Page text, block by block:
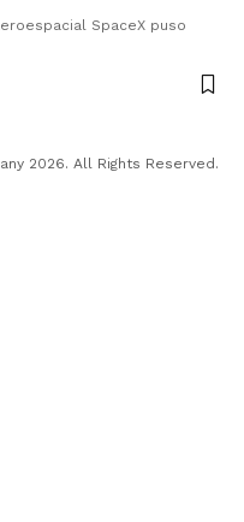
SpaceX puso
2026. All Rights Reserved.